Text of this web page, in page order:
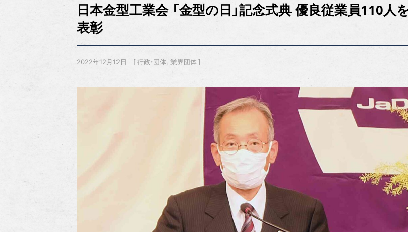
日本金型工業会 「金型の日」記念式典 優良従業員110人
表彰
2022年12月12日 行政・団体 業界団体